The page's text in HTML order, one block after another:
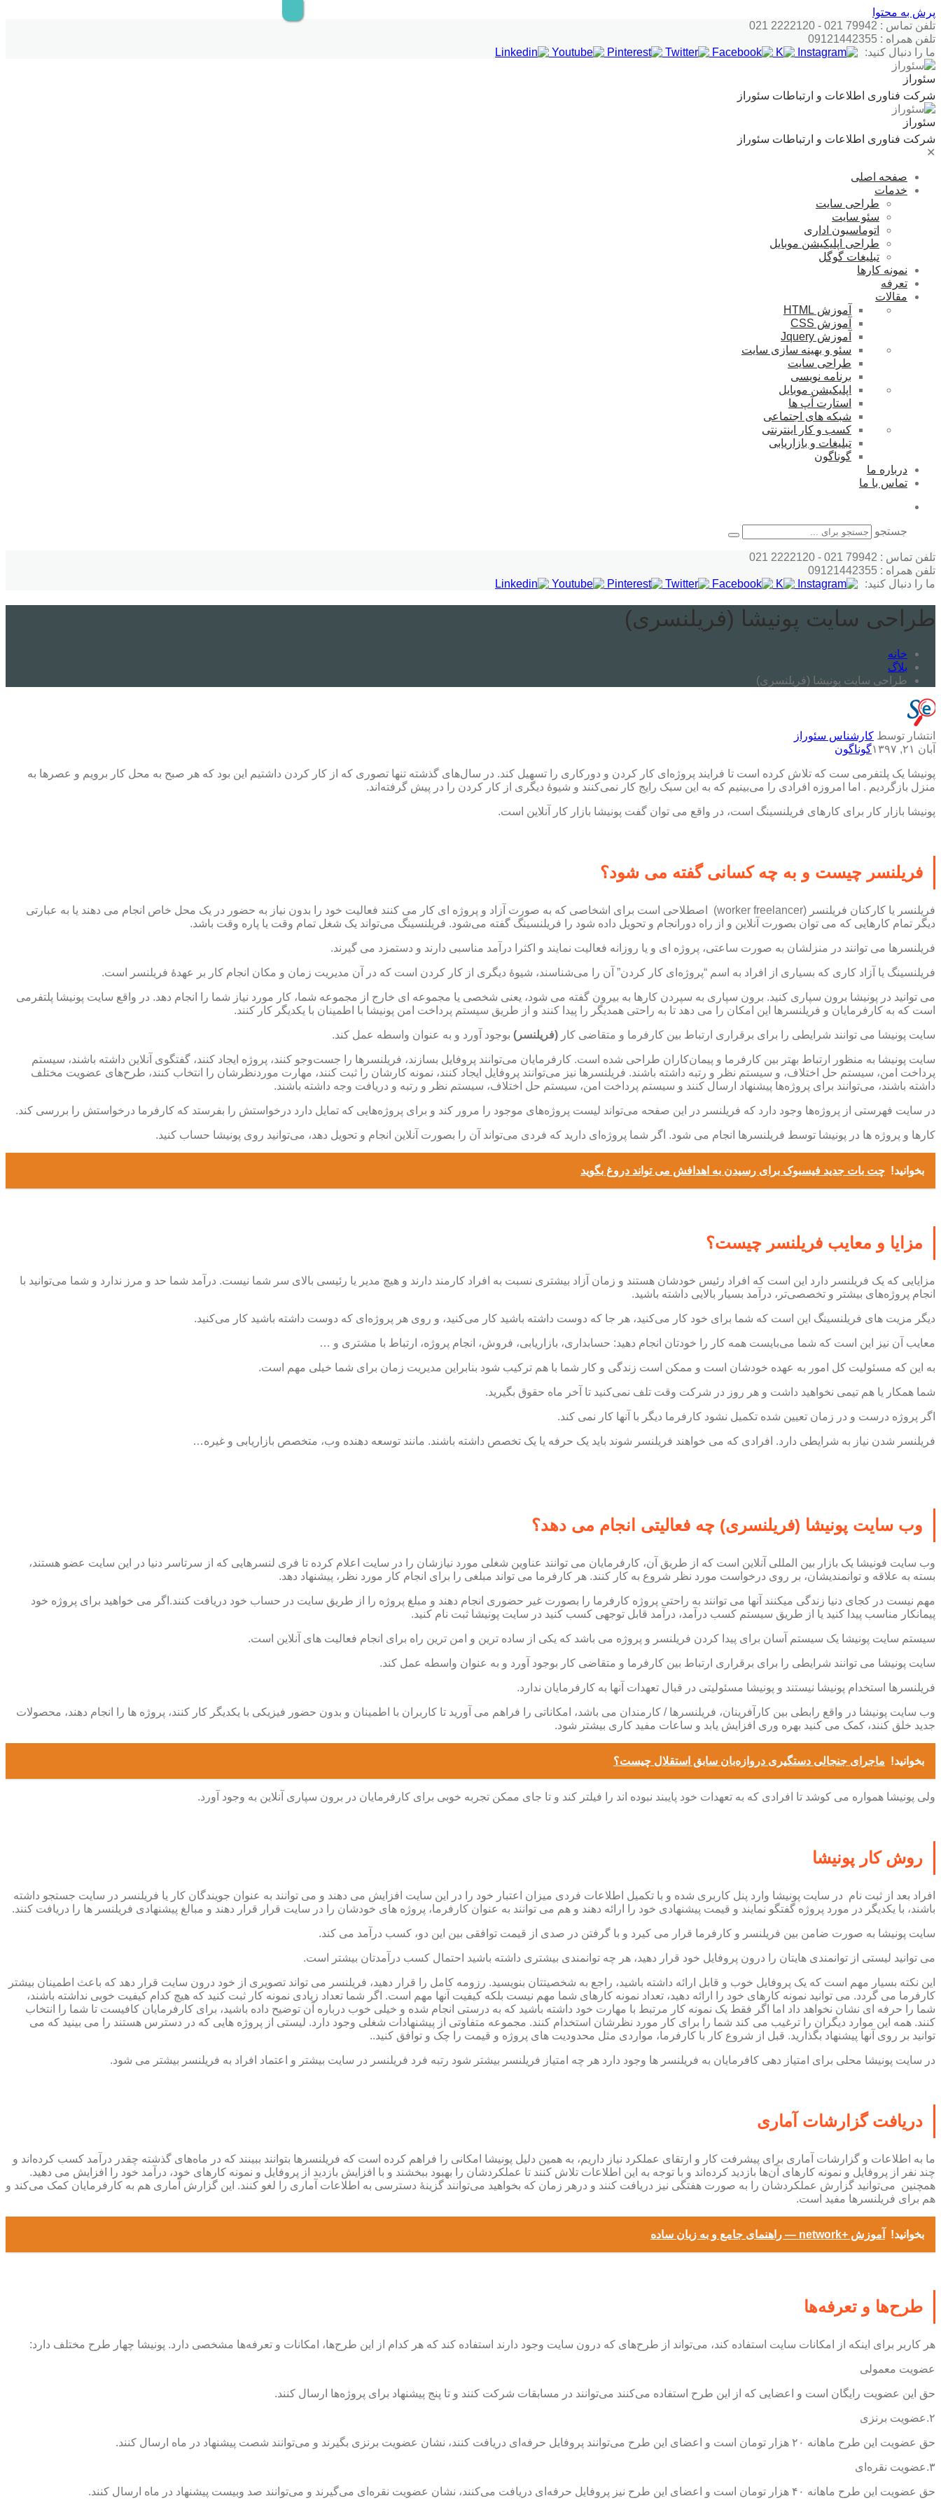
پرش به محتوا
تلفن تماس : 79942 021 - 2222120 021
تلفن همراه : 09121442355
ما را دنبال کنید:
سئوراز
شرکت فناوری اطلاعات و ارتباطات سئوراز
سئوراز
شرکت فناوری اطلاعات و ارتباطات سئوراز
✕
صفحه اصلی
خدمات
طراحی سایت
سئو سایت
اتوماسیون اداری
طراحی اپلیکیشن موبایل
تبلیغات گوگل
نمونه کارها
تعرفه
مقالات
آموزش HTML
آموزش CSS
آموزش Jquery
سئو و بهینه سازی سایت
طراحی سایت
برنامه نویسی
اپلیکیشن موبایل
استارت آپ ها
شبکه های اجتماعی
کسب و کار اینترنتی
تبلیغات و بازاریابی
گوناگون
درباره ما
تماس با ما
جستجو
تلفن تماس : 79942 021 - 2222120 021
تلفن همراه : 09121442355
ما را دنبال کنید:
طراحی سایت پونیشا (فریلنسری)
خانه
بلاگ
طراحی سایت پونیشا (فریلنسری)
انتشار توسط کارشناس سئوراز
آبان ۲۱, ۱۳۹۷
گوناگون
پونیشا یک پلتفرمی ست که تلاش کرده است تا فرایند پروژه‌ای کار کردن و دورکاری را تسهیل کند. در سال‌های گذشته تنها تصوری که از کار کردن داشتیم این بود که هر صبح به محل کار برویم و عصرها به
منزل بازگردیم . اما امروزه افرادی را می‌بینیم که به این سبک رایج کار نمی‌کنند و شیوۀ دیگری از کار کردن را در پیش گرفته‌اند.
پونیشا بازار کار برای کارهای فریلنسینگ است، در واقع می توان گفت پونیشا بازار کار آنلاین است.
فریلنسر چیست و به چه کسانی گفته می شود؟
فریلنسر یا کارکنان فریلنسر (worker freelancer) اصطلاحی است برای اشخاصی که به صورت آزاد و پروژه ای کار می کنند فعالیت خود را بدون نیاز به حضور در یک محل خاص انجام می دهند یا به عبارتی
دیگر تمام کارهایی که می توان بصورت آنلاین و از راه دورانجام و تحویل داده شود را فریلنسینگ گفته می‌شود. فریلنسینگ می‌تواند یک شغل تمام وقت یا پاره وقت باشد.
فریلنسرها می توانند در منزلشان به صورت ساعتی، پروژه ای و یا روزانه فعالیت نمایند و اکثرا درآمد مناسبی دارند و دستمزد می گیرند.
فریلنسینگ یا آزاد کاری که بسیاری از افراد به اسم “پروژه‌ای کار کردن” آن را می‌شناسند، شیوۀ دیگری از کار کردن است که در آن مدیریت زمان و مکان انجام کار بر عهدۀ فریلنسر است.
می توانید در پونیشا برون سپاری کنید. برون سپاری به سپردن کارها به بیرون گفته می شود، یعنی شخصی یا مجموعه ای خارج از مجموعه شما، کار مورد نیاز شما را انجام دهد. در واقع سایت پونیشا پلتفرمی
است که به کارفرمایان و فریلنسرها این امکان را می دهد تا به راحتی همدیگر را پیدا کنند و از طریق سیستم پرداخت امن پونیشا با اطمینان با یکدیگر کار کنند.
سایت پونیشا می توانند شرایطی را برای برقراری ارتباط بین کارفرما و متقاضی کار (فریلنسر) بوجود آورد و به عنوان واسطه عمل کند.
سایت پونیشا به منظور ارتباط بهتر بین کارفرما و پیمان‌کاران طراحی شده است. کارفرمایان می‌توانند پروفایل بسازند، فریلنسرها را جست‌و‌جو کنند، پروژه ایجاد کنند، گفتگوی آنلاین داشته باشند، سیستم
پرداخت امن، سیستم حل اختلاف، و سیستم نظر و رتبه داشته باشند. فریلنسرها نیز می‌توانند پروفایل ایجاد کنند، نمونه‌ کارشان را ثبت کنند، مهارت موردنظرشان را انتخاب کنند، طرح‌های عضویت مختلف
داشته باشند، می‌توانند برای پروژه‌ها پیشنهاد ارسال کنند و سیستم پرداخت امن، سیستم حل اختلاف، سیستم نظر و رتبه و دریافت وجه داشته باشند.
در سایت فهرستی از پروژه‌ها وجود دارد که فریلنسر در این صفحه می‌تواند لیست پروژه‌های موجود را مرور کند و برای پروژه‌هایی که تمایل دارد درخواستش را بفرستد که کارفرما درخواستش را بررسی کند.
کارها و پروژه ها در پونیشا توسط فریلنسرها انجام می شود. اگر شما پروژه‌ای دارید که فردی می‌تواند آن را بصورت آنلاین انجام و تحویل دهد، می‌توانید روی پونیشا حساب کنید.
بخوانید! چت بات جدید فیسبوک برای رسیدن به اهدافش می تواند دروغ بگوید
مزایا و معایب فریلنسر چیست؟
مزایایی که یک فریلنسر دارد این است که افراد رئیس خودشان هستند و زمان آزاد بیشتری نسبت به افراد کارمند دارند و هیچ مدیر یا رئیسی بالای سر شما نیست. درآمد شما حد و مرز ندارد و شما می‌توانید با
انجام پروژه‌های بیشتر و تخصصی‌تر، درآمد بسیار بالایی داشته باشید.
دیگر مزیت های فریلنسینگ این است که شما برای خود کار می‌کنید، هر جا که دوست داشته باشید کار می‌کنید، و روی هر پروژه‌ای که دوست داشته باشید کار می‌کنید.
معایب آن نیز این است که شما می‌بایست همه کار را خودتان انجام دهید: حسابداری، بازاریابی، فروش، انجام پروژه، ارتباط با مشتری و …
به این که مسئولیت کل امور به عهده خودشان است و ممکن است زندگی و کار شما با هم ترکیب شود بنابراین مدیریت زمان برای شما خیلی مهم است.
شما همکار یا هم تیمی نخواهید داشت و هر روز در شرکت وقت تلف نمی‌کنید تا آخر ماه حقوق بگیرید.
اگر پروژه درست و در زمان تعیین شده تکمیل نشود کارفرما دیگر با آنها کار نمی کند.
فریلنسر شدن نیاز به شرایطی دارد. افرادی که می خواهند فریلنسر شوند باید یک حرفه یا یک تخصص داشته باشند. مانند توسعه دهنده وب، متخصص بازاریابی و غیره…
وب سایت پونیشا (فریلنسری) چه فعالیتی انجام می دهد؟
وب سایت فونیشا یک بازار بین المللی آنلاین است که از طریق آن، کارفرمایان می توانند عناوین شغلی مورد نیازشان را در سایت اعلام کرده تا فری لنسرهایی که از سرتاسر دنیا در این سایت عضو هستند،
بسته به علاقه و توانمندیشان، بر روی درخواست مورد نظر شروع به کار کنند. هر کارفرما می تواند مبلغی را برای انجام کار مورد نظر، پیشنهاد دهد.
مهم نیست در کجای دنیا زندگی میکنند آنها می توانند به راحتی پروژه کارفرما را بصورت غیر حضوری انجام دهند و مبلغ پروژه را از طریق سایت در حساب خود دریافت کنند.اگر می خواهید برای پروژه خود
پیمانکار مناسب پیدا کنید یا از طریق سیستم کسب درآمد، درآمد قابل توجهی کسب کنید در سایت پونیشا ثبت نام کنید.
سیستم سایت پونیشا یک سیستم آسان برای پیدا کردن فریلنسر و پروژه می باشد که یکی از ساده ترین و امن ترین راه برای انجام فعالیت های آنلاین است.
سایت پونیشا می توانند شرایطی را برای برقراری ارتباط بین کارفرما و متقاضی کار بوجود آورد و به عنوان واسطه عمل کند.
فریلنسرها استخدام پونیشا نیستند و پونیشا مسئولیتی در قبال تعهدات آنها به کارفرمایان ندارد.
وب سایت پونیشا در واقع رابطی بین کارآفرینان، فریلنسرها / کارمندان می باشد، امکاناتی را فراهم می آورید تا کاربران با اطمینان و بدون حضور فیزیکی با یکدیگر کار کنند، پروژه ها را انجام دهند، محصولات
جدید خلق کنند، کمک می کنید بهره وری افزایش یابد و ساعات مفید کاری بیشتر شود.
بخوانید! ماجرای جنجالی دستگیری دروازه‌بان سابق استقلال چیست؟
ولی پونیشا همواره می کوشد تا افرادی که به تعهدات خود پایبند نبوده اند را فیلتر کند و تا جای ممکن تجربه خوبی برای کارفرمایان در برون سپاری آنلاین به وجود آورد.
روش کار پونیشا
افراد بعد از ثبت نام در سایت پونیشا وارد پنل کاربری شده و با تکمیل اطلاعات فردی میزان اعتبار خود را در این سایت افزایش می دهند و می توانند به عنوان جویندگان کار یا فریلنسر در سایت جستجو داشته
باشند، با یکدیگر در مورد پروژه گفتگو نمایند و قیمت پیشنهادی خود را ارائه دهند و هم می توانند به عنوان کارفرما، پروژه های خودشان را در سایت قرار قرار دهند و مبالغ پیشنهادی فریلنسر ها را دریافت کنند.
سایت پونیشا به صورت ضامن بین فریلنسر و کارفرما قرار می کیرد و با گرفتن در صدی از قیمت توافقی بین این دو، کسب درآمد می کند.
می توانید لیستی از توانمندی هایتان را درون پروفایل خود قرار دهید، هر چه توانمندی بیشتری داشته باشید احتمال کسب درآمدتان بیشتر است.
این نکته بسیار مهم است که یک پروفایل خوب و قابل ارائه داشته باشید، راجع به شخصیتتان بنویسید. رزومه کامل را قرار دهید، فریلنسر می تواند تصویری از خود درون سایت قرار دهد که باعث اطمینان بیشتر
کارفرما می گردد. می توانید نمونه کارهای خود را ارائه دهید، تعداد نمونه کارهای شما مهم نیست بلکه کیفیت آنها مهم است. اگر شما تعداد زیادی نمونه کار ثبت کنید که هیچ کدام کیفیت خوبی نداشته باشند،
شما را حرفه ای نشان نخواهد داد اما اگر فقط یک نمونه کار مرتبط با مهارت خود داشته باشید که به درستی انجام شده و خیلی خوب درباره آن توضیح داده باشید، برای کارفرمایان کافیست تا شما را انتخاب
کنند. همه این موارد دیگران را ترغیب می کند شما را برای کار مورد نظرشان استخدام کنند. مجموعه متفاوتی از پیشنهادات شغلی وجود دارد. لیستی از پروژه هایی که در دسترس هستند را می بینید که می
توانید بر روی آنها پیشنهاد بگذارید. قبل از شروع کار با کارفرما، مواردی مثل محدودیت های پروژه و قیمت را چک و توافق کنید..
در سایت پونیشا محلی برای امتیاز دهی کافرمایان به فریلنسر ها وجود دارد هر چه امتیاز فریلنسر بیشتر شود رتبه فرد فریلنسر در سایت بیشتر و اعتماد افراد به فریلنسر بیشتر می شود.
دریافت گزارشات آماری
ما به اطلاعات و گزارشات آماری برای پیشرفت کار و ارتقای عملکرد نیاز داریم، به همین دلیل پونیشا امکانی را فراهم کرده است که فریلنسرها بتوانند ببینند که در ماه‌های گذشته چقدر درآمد کسب کرده‌اند و
چند نفر از پروفایل و نمونه کارهای آن‌ها بازدید کرده‌اند و با توجه به این اطلاعات تلاش کنند تا عملکردشان را بهبود ببخشند و با افزایش بازدید از پروفایل و نمونه کارهای خود، درآمد خود را افزایش می دهید.
همچنین می‌توانید گزارش عملکردشان را به صورت هفتگی نیز دریافت کنند و درهر زمان که بخواهید می‌توانند گزینۀ دسترسی به اطلاعات آماری را لغو کنند. این گزارش آماری هم به کارفرمایان کمک می‌کند و
هم برای فریلنسرها مفید است.
بخوانید! آموزش +network — راهنمای جامع و به زبان ساده
طرح‌ها و تعرفه‌ها
هر کاربر برای اینکه از امکانات سایت استفاده کند، می‌تواند از طرح‌های که درون سایت وجود دارند استفاده کند که هر کدام از این طرح‌ها، امکانات و تعرفه‌ها مشخصی دارد. پونیشا چهار طرح مختلف دارد:
عضویت معمولی
حق این عضویت رایگان است و اعضایی که از این طرح استفاده می‌کنند می‌توانند در مسابقات شرکت کنند و تا پنج پیشنهاد برای پروژه‌ها ارسال کنند.
۲.عضویت برنزی
حق عضویت این طرح ماهانه ۲۰ هزار تومان است و اعضای این طرح می‌توانند پروفایل حرفه‌ای دریافت کنند، نشان عضویت برنزی بگیرند و می‌توانند شصت پیشنهاد در ماه ارسال کنند.
۳.عضویت نقره‌ای
حق عضویت این طرح ماهانه ۴۰ هزار تومان است و اعضای این طرح نیز پروفایل حرفه‌ای دریافت می‌کنند، نشان عضویت نقره‌ای می‌گیرند و می‌توانند صد وبیست پیشنهاد در ماه ارسال کنند.